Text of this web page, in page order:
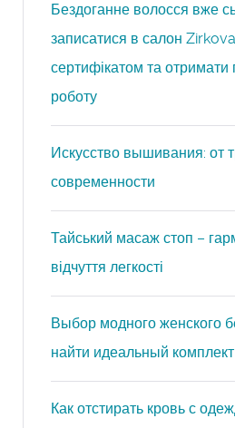
Бездоганне волосся вже
записатися в салон
сертифікатом та отримати
роботу
Искусство вышивания: от
современности
Тайський масаж стоп –
відчуття легкості
Выбор модного женского
найти идеальный комплект
Как отстирать кровь с